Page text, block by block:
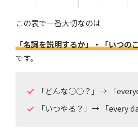
この表で一番大切なのは
「名詞を説明するか」・「いつの
です。
「どんな○○？」→ 「
「いつやる？」→ 「every